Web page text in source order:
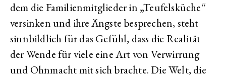
dem die Familienmitglieder in „Teufelsküche“
versinken und ihre Ängste besprechen, steht
sinnbildlich für das Gefühl, dass die Realität
der Wende für viele eine Art von Verwirrung
und Ohnmacht mit sich brachte. Die Welt, die